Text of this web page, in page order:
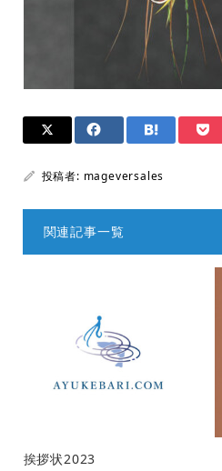
投稿者: mageversales
関連記事一覧
挨拶状2023